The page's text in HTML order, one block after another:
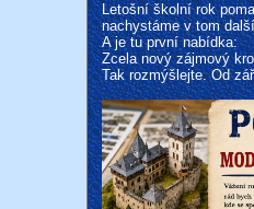
Letošní školní rok
nachystáme v tom
A je tu první nabídka:
Zcela nový zájmový
Tak rozmýšlejte. Od